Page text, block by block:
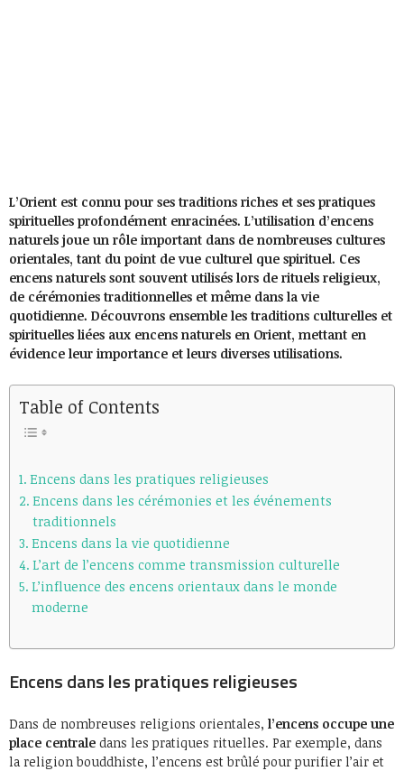
L’Orient est connu pour ses traditions riches et ses pratiques
spirituelles profondément enracinées. L’utilisation d’encens
naturels joue un rôle important dans de nombreuses cultures
orientales, tant du point de vue culturel que spirituel. Ces
encens naturels sont souvent utilisés lors de rituels religieux,
de cérémonies traditionnelles et même dans la vie
quotidienne. Découvrons ensemble les traditions culturelles et
spirituelles liées aux encens naturels en Orient, mettant en
évidence leur importance et leurs diverses utilisations.
Table of Contents
Encens dans les pratiques religieuses
Encens dans les cérémonies et les événements
traditionnels
Encens dans la vie quotidienne
L’art de l’encens comme transmission culturelle
L’influence des encens orientaux dans le monde
moderne
Encens dans les pratiques religieuses
Dans de nombreuses religions orientales, l’encens occupe une
place centrale dans les pratiques rituelles. Par exemple, dans
la religion bouddhiste, l’encens est brûlé pour purifier l’air et